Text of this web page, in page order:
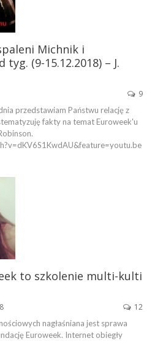
Michnik i
(9-15.12.2018) – J.
9
przedstawiam Państwu relację z
fakty na temat Euroweek'u
to szkolenie multi-kulti
12
nagłaśniana jest sprawa
Euroweek. Internet obiegły